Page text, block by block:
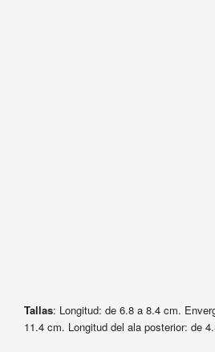
Tallas: Longitud: de 6.8 a 8.4 cm.
11.4 cm. Longitud del ala posterior: de